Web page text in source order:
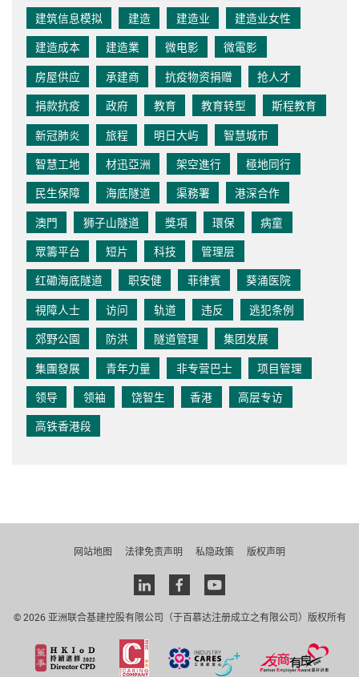
建筑信息模拟
建造 建造业
建造业女性
建造成本
建造業 微电影
微電影
房屋供应
承建商 抗疫物资捐赠
抢人才
捐款抗疫
政府 教育 教育转型
斯程教育
新冠肺炎
旅程 明日大屿
智慧城市
智慧工地
材迅亞洲 架空進行
極地同行
民生保障
海底隧道 渠務署
港深合作
澳門
狮子山隧道 獎項 環保
病童
眾籌平台
短片 科技
管理层
红磡海底隧道
职安健 菲律賓
葵涌医院
視障人士
访问 轨道 违反
逃犯条例
郊野公園
防洪 隧道管理
集团发展
集團發展
青年力量 非专营巴士
项目管理
领导
领袖 饶智生 香港
高层专访
高铁香港段
网站地图 法律免责声明 私隐政策 版权声明
Linkedinfacebookyoutube
© 2026 亚洲联合基建控股有限公司（于百慕达注册成立之有限公司）版权所有